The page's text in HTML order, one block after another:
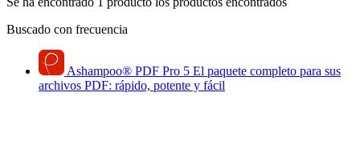
Buscado con frecuencia
Ashampoo® PDF Pro 5 El paquete completo para sus
archivos PDF: rápido, potente y fácil